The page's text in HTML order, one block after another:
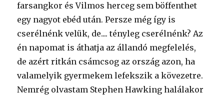
farsangkor és Vilmos herceg sem böffenthet
egy nagyot ebéd után. Persze még így is
cserélnénk velük, de.... tényleg cserélnénk? Az
én napomat is áthatja az állandó megfelelés,
de azért ritkán csámcsog az ország azon, ha
valamelyik gyermekem lefekszik a kövezetre.
Nemrég olvastam Stephen Hawking halálakor